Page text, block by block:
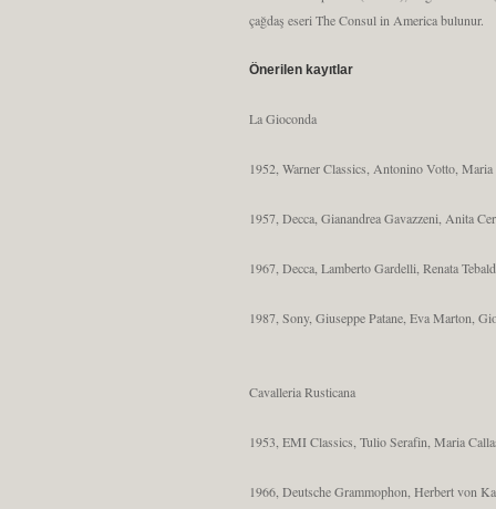
çağdaş eseri The Consul in America bulunur.
Önerilen kayıtlar
La Gioconda
1952, Warner Classics, Antonino Votto,
1957, Decca, Gianandrea Gavazzeni, Anita
1967, Decca, Lamberto Gardelli, Renata
1987, Sony, Giuseppe Patane, Eva Marton,
Cavalleria Rusticana
1953, EMI Classics, Tulio Serafin, Maria
1966, Deutsche Grammophon, Herbert von